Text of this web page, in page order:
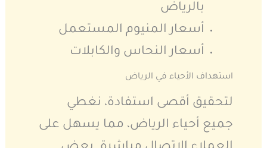
بالرياض
أسعار المنيوم المستعمل
أسعار النحاس والكابلات
استهداف الأحياء في الرياض
لتحقيق أقصى استفادة، نغطي
جميع أحياء الرياض، مما يسهل على